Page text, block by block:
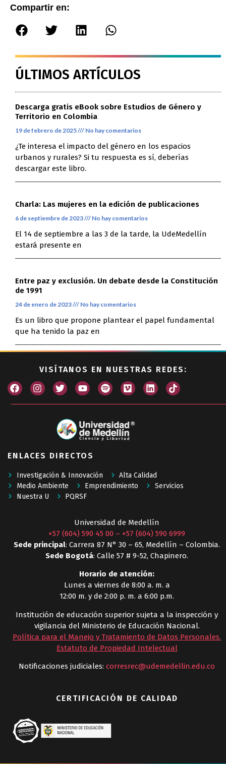
Compartir en:
ÚLTIMOS ARTÍCULOS
Descarga gratis eBook sobre Estudios de Género y
Territorio en Colombia
19 de febrero de 2025 No hay comentarios
¿Te interesa el impacto del género en los espacios
urbanos y rurales? Si tu respuesta es sí, deberías
descargar este libro.
Charla: Las mujeres en la edición de publicaciones
6 de septiembre de 2023 No hay comentarios
El 14 de septiembre a las 3 de la tarde, la UdeMedellín
estará presente en
Entre paz y exclusión. Un debate desde la Constitución
de 1991
24 de enero de 2023 No hay comentarios
Es un libro que propone plantear el papel fundamental
que ha tenido la paz en
VISÍTANOS EN NUESTRAS REDES:
ENLACES DIRECTOS
Investigación & Innovación
Alta Calidad
Medio Ambiente
Emprendimiento
Servicios
Nuestra U
PQRSF
Universidad de Medellín
+57 (604) 590 45 00 – +57 (604) 590 6999
Sede principal: Carrera 87 N° 30 – 65, Medellín – Colombia.
Sede Bogotá: Calle 57 # 9-52, Chapinero.
Horario de atención:
Lunes a viernes de 8:00 a. m. a
12:00 m. y de 2:00 p. m. a 6:00 p.m.
Institución de educación superior sujeta a la inspección y
vigilancia del Ministerio de Educación Nacional.
Política para el Manejo y Tratamiento de Datos Personales.
Estatuto de Propiedad Intelectual
Notificaciones judiciales: corresrec@udemedellin.edu.co
CERTIFICACIÓN DE CALIDAD